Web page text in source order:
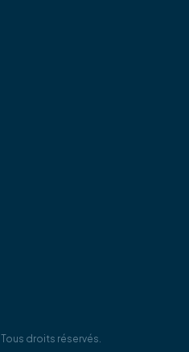
Tous droits réservés.